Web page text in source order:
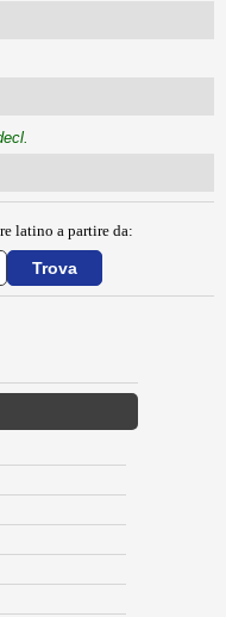
latino a partire da: